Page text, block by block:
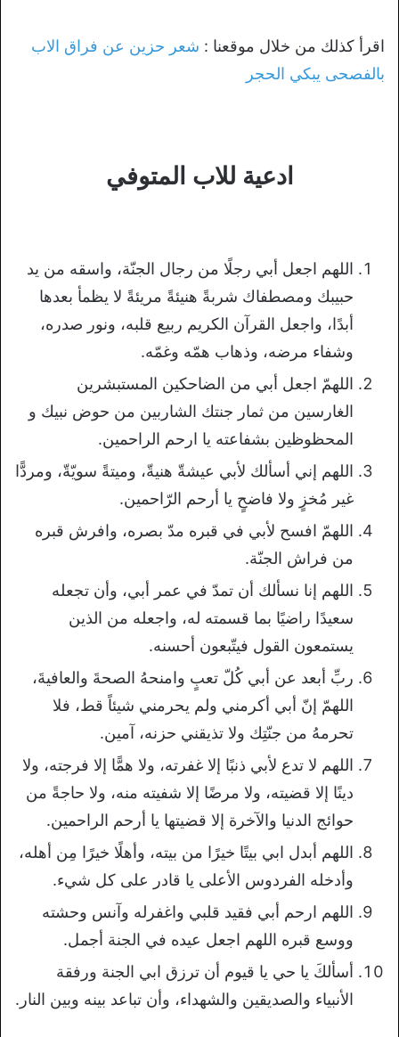
اقرأ كذلك من خلال موقعنا : شعر حزين عن فراق الاب
بالفصحى يبكي الحجر
ادعية للاب المتوفي
اللهم اجعل أبي رجلًا من رجال الجنّة، واسقه من يد
حبيبك ومصطفاك شربةً هنيئةً مريئةً لا يظمأ بعدها
أبدًا، واجعل القرآن الكريم ربيع قلبه، ونور صدره،
وشفاء مرضه، وذهاب همّه وغمّه.
اللهمّ اجعل أبي من الضاحكين المستبشرين
الغارسين من ثمار جنتك الشاربين من حوض نبيك و
المحظوظين بشفاعته يا ارحم الراحمين.
اللهم إني أسألك لأبي عيشةّ هنيةّ، وميتةً سويّةّ، ومردًّا
غير مُخزٍ ولا فاضحٍ يا أرحم الرّاحمين.
اللهمّ افسح لأبي في قبره مدّ بصره، وافرش قبره
من فراش الجنّة.
اللهم إنا نسألك أن تمدّ في عمر أبي، وأن تجعله
سعيدًا راضيًا بما قسمته له، واجعله من الذين
يستمعون القول فيتّبعون أحسنه.
ربِّ أبعد عن أبي كُلّ تعبٍ وامنحهُ الصحةَ والعافيةَ،
اللهمّ إنّ أبي أكرمني ولم يحرمني شيئاً قط، فلا
تحرمهُ من جنّتِك ولا تذيقني حزنه، آمين.
اللهم لا تدع لأبي ذنبًا إلا غفرته، ولا همًّا إلا فرجته، ولا
دينًا إلا قضيته، ولا مرضًا إلا شفيته منه، ولا حاجةً من
حوائج الدنيا والآخرة إلا قضيتها يا أرحم الراحمين.
اللهم أبدل ابي بيتًا خيرًا من بيته، وأهلًا خيرًا مِن أهله،
وأدخله الفردوس الأعلى يا قادر على كل شيء.
اللهم ارحم أبي فقيد قلبي واغفرله وآنس وحشته
ووسع قبره اللهم اجعل عيده في الجنة أجمل.
أسألكَ يا حي يا قيوم أن ترزق ابي الجنة ورفقة
الأنبياء والصديقين والشهداء، وأن تباعد بينه وبين النار.